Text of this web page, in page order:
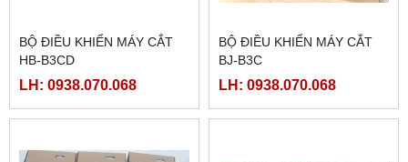
BỘ ĐIỀU KHIỂN MÁY CẮT
HB-B3CD
LH: 0938.070.068
BỘ ĐIỀU KHIỂN MÁY CẮT
BJ-B3C
LH: 0938.070.068